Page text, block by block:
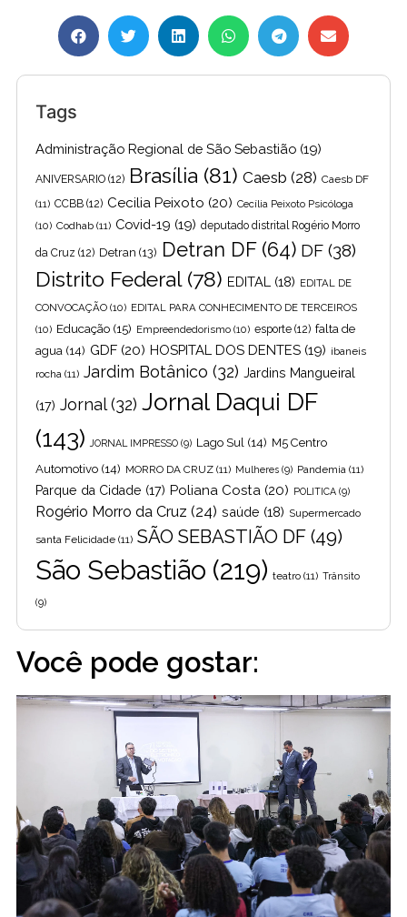
Tags
Administração Regional de São Sebastião (19)
ANIVERSARIO (12) Brasília (81) Caesb (28) Caesb DF
(11) CCBB (12) Cecilia Peixoto (20) Cecília Peixoto Psicóloga
(10) Codhab (11) Covid-19 (19) deputado distrital Rogério Morro
da Cruz (12) Detran (13) Detran DF(64) DF (38)
Distrito Federal(78) EDITAL (18) EDITAL DE
CONVOCAÇÃO (10) EDITAL PARA CONHECIMENTO DE TERCEIROS
(10) Educação (15) Empreendedorismo (10) esporte (12) falta de
agua (14) GDF (20) HOSPITAL DOS DENTES (19) ibaneis
rocha (11) Jardim Botânico (32) Jardins Mangueiral
(17) Jornal(32) Jornal Daqui DF
(143)
JORNAL IMPRESSO (9) Lago Sul (14) M5 Centro
Automotivo (14) MORRO DA CRUZ (11) Mulheres (9) Pandemia (11)
Parque da Cidade (17) Poliana Costa (20) POLITICA (9)
Rogério Morro da Cruz (24) saúde (18) Supermercado
santa Felicidade (11) SÃO SEBASTIÃO DF (49)
São Sebastião (219) teatro (11) Trânsito
(9)
Você pode gostar: